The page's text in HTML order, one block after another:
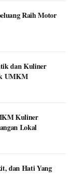
Raih Motor
dan Kuliner
UMKM
Kuliner
Lokal
dan Hati Yang